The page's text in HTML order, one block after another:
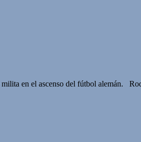
en el ascenso del fútbol alemán.